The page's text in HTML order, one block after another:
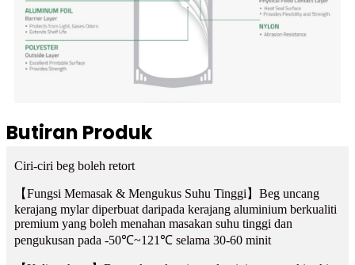
Butiran Produk
Ciri-ciri beg boleh retort
【Fungsi Memasak & Mengukus Suhu Tinggi】Beg uncang
kerajang mylar diperbuat daripada kerajang aluminium berkualiti
premium yang boleh menahan masakan suhu tinggi dan
pengukusan pada -50℃~121℃ selama 30-60 minit